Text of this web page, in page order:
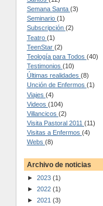
Semana Santa (3)
Seminario (1)
Subscripción (2)
Teatro (1)
TeenStar (2)
Teología para Todos (40)
Testimonios (10)
Últimas realidades (8)
Unción de Enfermos (1)
Viajes (4)
Videos (104)
Villancicos (2)
Visita Pastoral 2011 (11)
Visitas a Enfermos (4)
Webs (8)
Archivo de noticias
► 2023 (1)
► 2022 (1)
► 2021 (3)